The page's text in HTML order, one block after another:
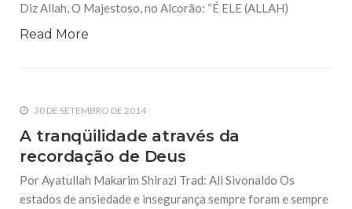
Diz Allah, O Majestoso, no Alcorão: “É ELE (ALLAH)
Read More
30 DE SETEMBRO DE 2014
A tranqüilidade através da
recordação de Deus
Por Ayatullah Makarim Shirazi Trad: Ali Sivonaldo Os
estados de ansiedade e insegurança sempre foram e sempre